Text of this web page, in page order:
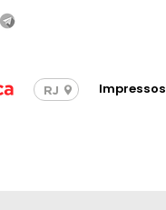
RJ Impressos